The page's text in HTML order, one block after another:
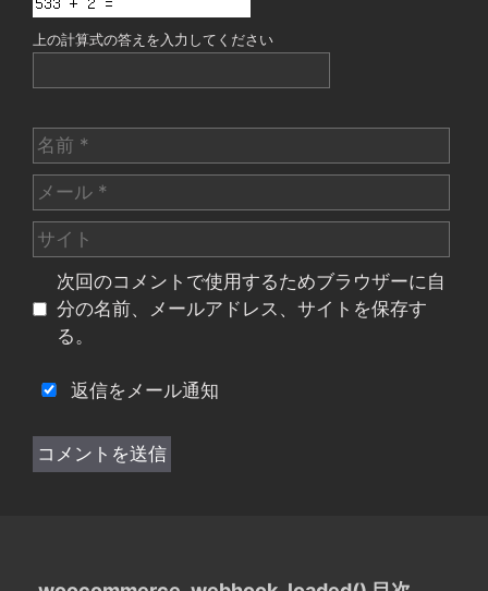
上の計算式の答えを入力してください
名
前
メ
ー
ル
サ
イ
次回のコメントで使用するためブラウザーに自
分の名前、メールアドレス、サイトを保存す
る。
返信をメール通知